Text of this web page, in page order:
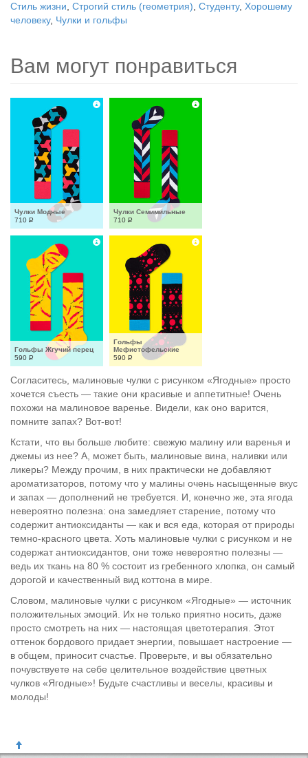
Стиль жизни Строгий стиль (геометрия) Студенту, Хорошему
человеку, Чулки и гольфы
Вам могут понравиться
Чулки Модные
710 Р
Чулки Семимильные
710 Р
Гольфы Жгучий перец
590 Р
Гольфы
Мефистофельские
590 Р
Согласитесь, малиновые чулки с рисунком «Ягодные» просто
хочется съесть — такие они красивые и аппетитные! Очень
похожи на малиновое варенье. Видели, как оно варится,
помните запах? Вот-вот!
Кстати, что вы больше любите: свежую малину или варенья и
джемы из нее? А, может быть, малиновые вина, наливки или
ликеры? Между прочим, в них практически не добавляют
ароматизаторов, потому что у малины очень насыщенные вкус
и запах — дополнений не требуется. И, конечно же, эта ягода
невероятно полезна: она замедляет старение, потому что
содержит антиоксиданты — как и вся еда, которая от природы
темно-красного цвета. Хоть малиновые чулки с рисунком и не
содержат антиоксидантов, они тоже невероятно полезны —
ведь их ткань на 80 % состоит из гребенного хлопка, он самый
дорогой и качественный вид коттона в мире.
Словом, малиновые чулки с рисунком «Ягодные» — источник
положительных эмоций. Их не только приятно носить, даже
просто смотреть на них — настоящая цветотерапия. Этот
оттенок бордового придает энергии, повышает настроение —
в общем, приносит счастье. Проверьте, и вы обязательно
почувствуете на себе целительное воздействие цветных
чулков «Ягодные»! Будьте счастливы и веселы, красивы и
молоды!